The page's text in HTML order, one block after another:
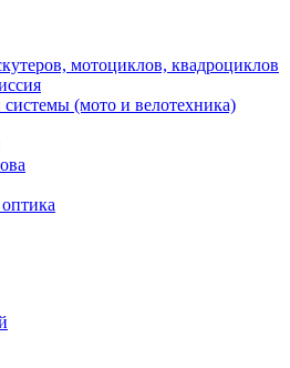
мотоциклов, квадроциклов
системы (мото и велотехника)